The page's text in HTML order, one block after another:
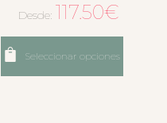
Desde: 117.50€
Seleccionar opciones